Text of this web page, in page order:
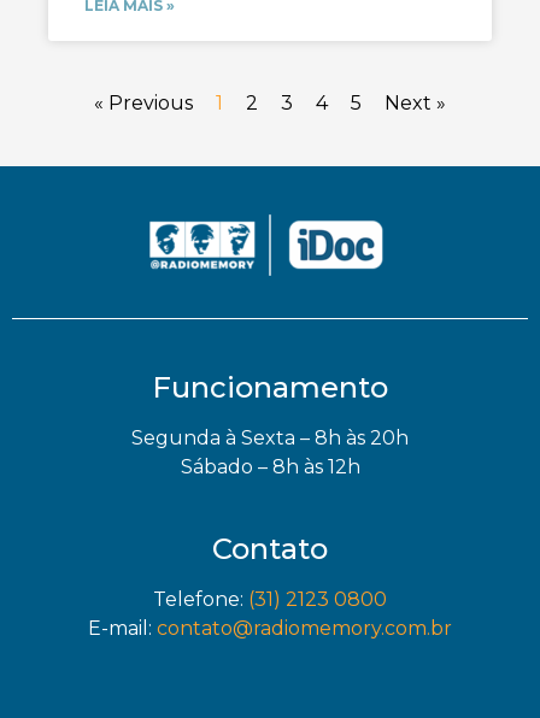
LEIA MAIS »
« Previous 1 2 3 4 5 Next »
Funcionamento
Segunda à Sexta – 8h às 20h
Sábado – 8h às 12h
Contato
Telefone: (31) 2123 0800
E-mail: contato@radiomemory.com.br